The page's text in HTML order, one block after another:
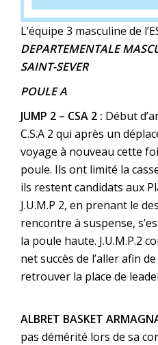
L’équipe 3 masculine de
DEPARTEMENTALE
SAINT-SEVER
POULE A
JUMP 2 – CSA 2 : Début
C.S.A 2 qui après un
voyage à nouveau cette
poule. Ils ont limité la
ils restent candidats aux
J.U.M.P 2, en prenant le
rencontre à suspense,
la poule haute. J.U.M.P.2
net succès de l’aller afin
retrouver la place de
ALBRET BASKET
pas démérité lors de sa